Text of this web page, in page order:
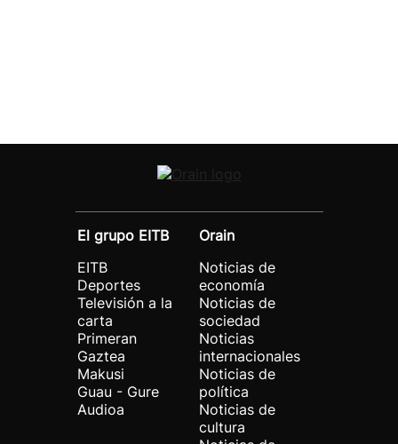
El grupo EITB
EITB
Deportes
Televisión a la
carta
Primeran
Gaztea
Makusi
Guau - Gure
Audioa
Orain
Noticias de
economía
Noticias de
sociedad
Noticias
internacionales
Noticias de
política
Noticias de
cultura